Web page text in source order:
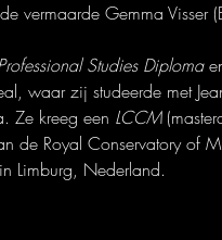
vermaarde Gemma Visser
Studies Diploma
waar zij studeerde met
Ze kreeg een LCCM
de Royal Conservatory of
Limburg, Nederland.